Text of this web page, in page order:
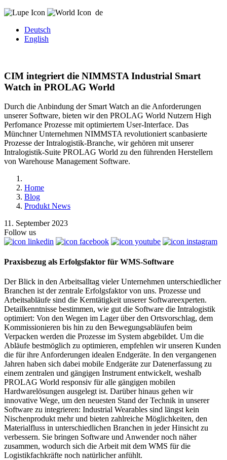
de
Deutsch
English
CIM integriert die NIMMSTA Industrial Smart
Watch in PROLAG World
Durch die Anbindung der Smart Watch an die Anforderungen
unserer Software, bieten wir den PROLAG World Nutzern High
Perfomance Prozesse mit optimiertem User-Interface. Das
Münchner Unternehmen NIMMSTA revolutioniert scanbasierte
Prozesse der Intralogistik-Branche, wir gehören mit unserer
Intralogistik-Suite PROLAG World zu den führenden Herstellern
von Warehouse Management Software.
Home
Blog
Produkt News
11. September 2023
Follow us
Praxisbezug als Erfolgsfaktor für WMS-Software
Der Blick in den Arbeitsalltag vieler Unternehmen unterschiedlicher
Branchen ist der zentrale Erfolgsfaktor von uns. Prozesse und
Arbeitsabläufe sind die Kerntätigkeit unserer Softwareexperten.
Detailkenntnisse bestimmen, wie gut die Software die Intralogistik
optimiert: Von den Wegen im Lager über den Ortsvorschlag, dem
Kommissionieren bis hin zu den Bewegungsabläufen beim
Verpacken werden die Prozesse im System abgebildet. Um die
Abläufe bestmöglich zu optimieren, empfehlen wir unseren Kunden
die für ihre Anforderungen idealen Endgeräte. In den vergangenen
Jahren haben sich dabei mobile Endgeräte zur Datenerfassung zu
einem zentralen und gängigen Instrument entwickelt, weshalb
PROLAG World responsiv für alle gängigen mobilen
Hardwarelösungen ausgelegt ist. Darüber hinaus gehen wir
innovative Wege, um den neuesten Stand der Technik in unserer
Software zu integrieren: Industrial Wearables sind längst kein
Nischenprodukt mehr und bieten zahlreiche Möglichkeiten, den
Materialfluss in unterschiedlichen Branchen in jeder Hinsicht zu
verbessern. Sie bringen Software und Anwender noch näher
zusammen, wodurch sich die Arbeit mit dem WMS für die
Logistikfachkräfte noch natürlicher anfühlt.